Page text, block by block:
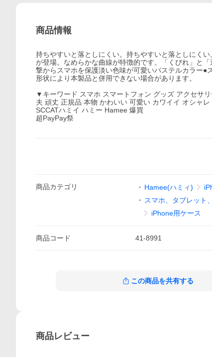
商品情報
持ちやすいと落としにくい。持ちやすいと落としにく
が登場。なめらかな曲線が特徴的です。「くびれ」と
撃からスマホを保護淡い色味が可愛いパステルカラー
形状により本製品と併用できない場合があります。
▼キーワード スマホ スマートフォン グッズ アクセサ
夫 頑丈 正規品 本物 かわいい 可愛い カワイイ オシャ
SCCATハミイ ハミー Hamee 爆買
超PayPay祭
商品カテゴリ Hamee(ハミィ)
スマホ、タブレット
iPhone用ケース
商品コード 41-8991
この商品を共有する
商品レビュー